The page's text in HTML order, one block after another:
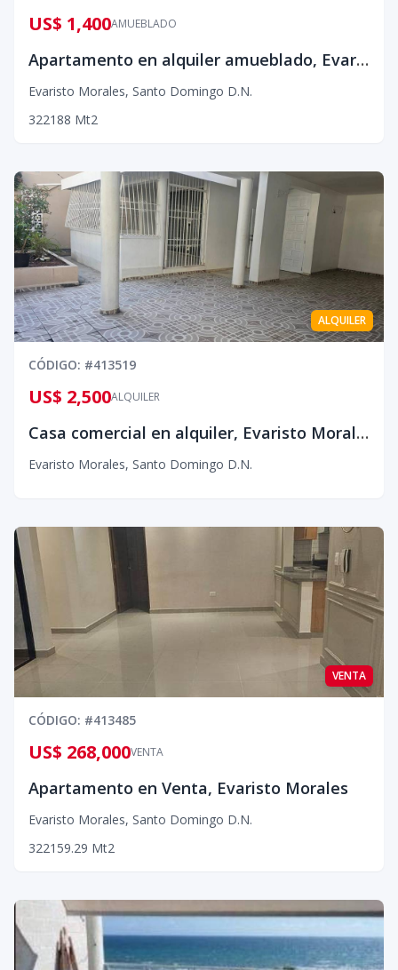
AMUEBLADO
US$ 1,400
Apartamento en alquiler amueblado, Evaristo Morales
Evaristo Morales, Santo Domingo D.N.
322188 Mt2
ALQUILER
CÓDIGO: #413519
ALQUILER
US$ 2,500
Casa comercial en alquiler, Evaristo Morales.
Evaristo Morales, Santo Domingo D.N.
VENTA
CÓDIGO: #413485
VENTA
US$ 268,000
Apartamento en Venta, Evaristo Morales
Evaristo Morales, Santo Domingo D.N.
322159.29 Mt2